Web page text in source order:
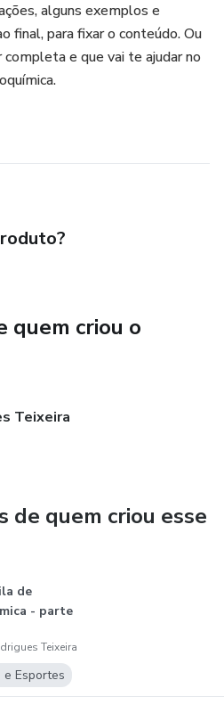
alguns exemplos e
final, para fixar o conteúdo. Ou
e que vai te ajudar no
quem criou o
Teixeira
de quem criou esse
de
- parte
Teixeira
e Esportes